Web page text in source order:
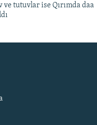
ve tutuvlar ise Qırımda daa